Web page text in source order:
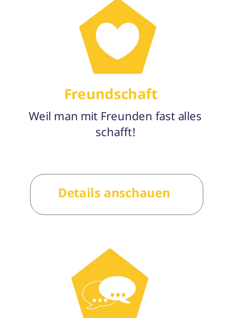
Freundschaft
Weil man mit Freunden fast alles
schafft!
Details anschauen